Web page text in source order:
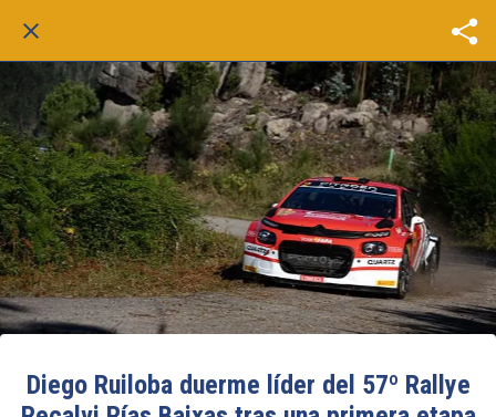
Diego Ruiloba duerme líder del 57º Rallye